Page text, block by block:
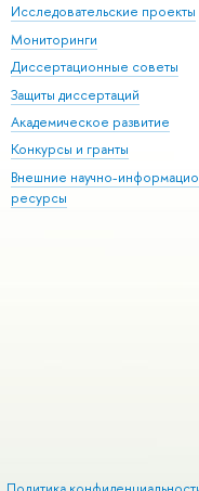
Исследовательские проекты
Мониторинги
Диссертационные советы
Защиты диссертаций
Академическое развитие
Конкурсы и гранты
Внешние научно-
ресурсы